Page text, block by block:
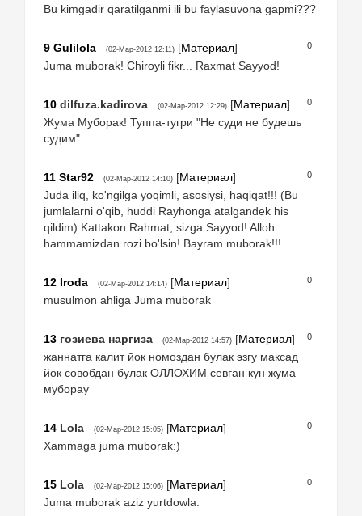
Bu kimgadir qaratilganmi ili bu faylasuvona gapmi???
0
9 Gulilola (02-Мар-2012 12:11) [Материал]
Juma muborak! Chiroyli fikr... Raxmat Sayyod!
0
10 dilfuza.kadirova (02-Мар-2012 12:29) [Материал]
Жума Муборак! Туппа-тугри "Не суди не будешь
судим"
0
11 Star92 (02-Мар-2012 14:10) [Материал]
Juda iliq, ko'ngilga yoqimli, asosiysi, haqiqat!!! (Bu
jumlalarni o'qib, huddi Rayhonga atalgandek his
qildim) Kattakon Rahmat, sizga Sayyod! Alloh
hammamizdan rozi bo'lsin! Bayram muborak!!!
0
12 Iroda (02-Мар-2012 14:14) [Материал]
musulmon ahliga Juma muborak
0
13 гозиева наргиза (02-Мар-2012 14:57) [Материал]
жаннатга калит йок номоздан булак эзгу максад
йок совобдан булак ОЛЛОХИМ севган кун жума
муборау
0
14 Lola (02-Мар-2012 15:05) [Материал]
Xammaga juma muborak:)
0
15 Lola (02-Мар-2012 15:06) [Материал]
Juma muborak aziz yurtdowla.